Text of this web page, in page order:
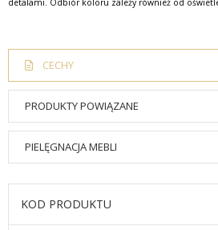
detalami. Odbiór koloru zależy również od
CECHY
PRODUKTY POWIĄZANE
PIELĘGNACJA MEBLI
KOD PRODUKTU